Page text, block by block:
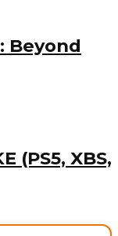
Beyond
(PS5, XBS,